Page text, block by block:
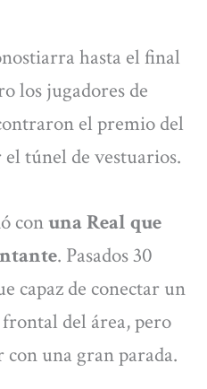
hasta el final
los jugadores de
el premio del
túnel de vestuarios.
conuna Real que
. Pasados 30
capaz de conectar un
del área, pero
una gran parada.